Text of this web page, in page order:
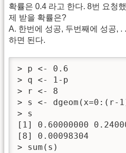
확률은 0.4 라고 한다. 8번 요청
제 받을 확률은?
A. 한번에 성공, 두번째에 성공, .
하면 된다.
> p <- 0.6
> q <- 1-p
> r <- 8
> s <- dgeom(x=0:(r-
> s
[1] 0.60000000
[8] 0.00098304
> sum(s)